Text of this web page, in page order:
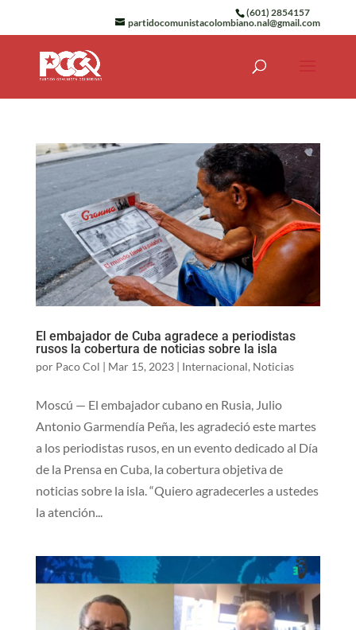
(601) 2854157
partidocomunistacolombiano.nal@gmail.com
El embajador de Cuba agradece a periodistas
rusos la cobertura de noticias sobre la isla
por Paco Col | Mar 15, 2023| Internacional, Noticias
Moscú — El embajador cubano en Rusia, Julio
Antonio Garmendía Peña, les agradeció este martes
a los periodistas rusos, en un evento dedicado al Día
de la Prensa en Cuba, la cobertura objetiva de
noticias sobre la isla. “Quiero agradecerles a ustedes
la atención...